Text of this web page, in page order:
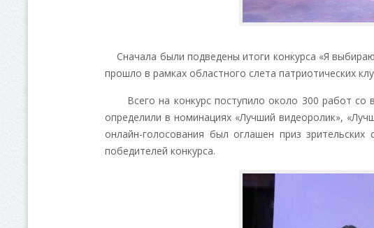
Сначала были подведены итоги конкурса «Я
прошло в рамках областного слета патриотических
Всего на конкурс поступило около 300 работ со
определили в номинациях «Лучший видеоролик»,
онлайн-голосования был оглашен приз
победителей конкурса.